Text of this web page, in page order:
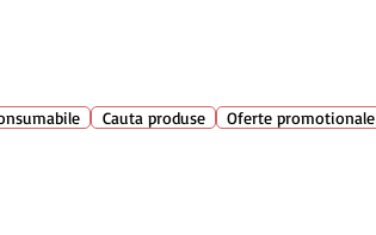
Cauta produse Oferte promotionale